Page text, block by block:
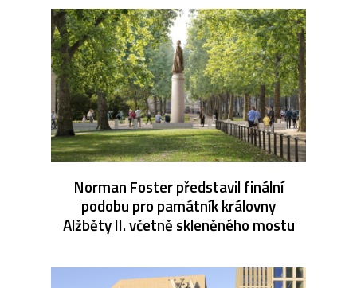
Norman Foster představil finální
podobu pro památník královny
Alžběty II. včetně skleněného mostu